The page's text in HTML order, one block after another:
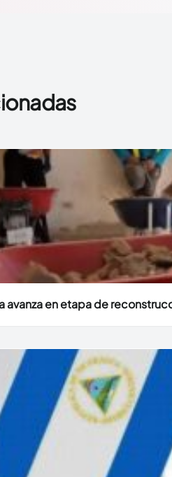
avanza en etapa de